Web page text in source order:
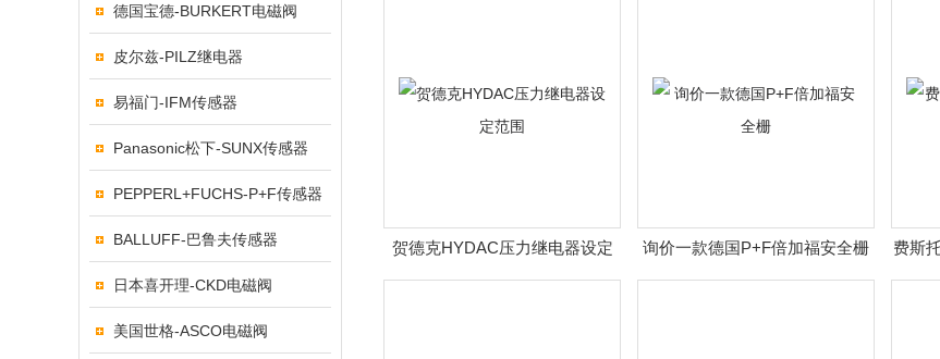
德国宝德-BURKERT电磁阀
皮尔兹-PILZ继电器
易福门-IFM传感器
Panasonic松下-SUNX传感器
PEPPERL+FUCHS-P+F传感器
BALLUFF-巴鲁夫传感器
日本喜开理-CKD电磁阀
美国世格-ASCO电磁阀
贺德克HYDAC压力继电器设定
范围
询价一款德国P+F倍加福安全栅 费斯